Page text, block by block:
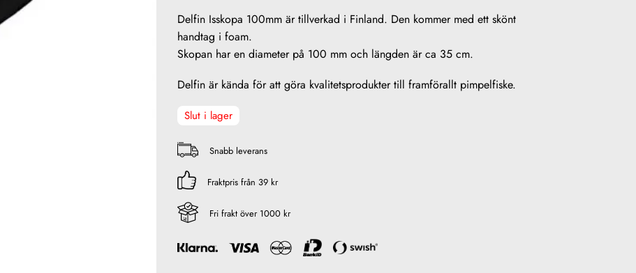
Delfin Isskopa 100mm är tillverkad i Finland. Den kommer med ett skönt
handtag i foam.
Skopan har en diameter på 100 mm och längden är ca 35 cm.
Delfin är kända för att göra kvalitetsprodukter till framförallt pimpelfiske.
Slut i lager
Snabb leverans
Fraktpris från 39 kr
Fri frakt över 1000 kr